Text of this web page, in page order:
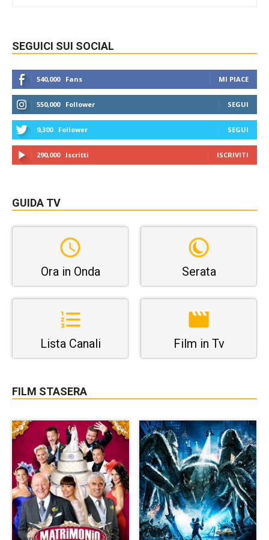
SEGUICI SUI SOCIAL
540,000 Fans MI PIACE
550,000 Follower SEGUI
9,300 Follower SEGUI
290,000 Iscritti ISCRIVITI
GUIDA TV
Ora in Onda Serata
Lista Canali Film in Tv
FILM STASERA